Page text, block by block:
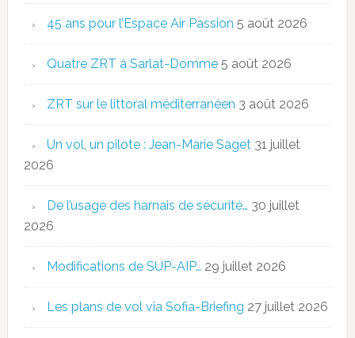
45 ans pour l’Espace Air Passion 5 août 2026
Quatre ZRT à Sarlat-Domme 5 août 2026
ZRT sur le littoral méditerranéen 3 août 2026
Un vol, un pilote : Jean-Marie Saget 31 juillet
2026
De l’usage des harnais de sécurité… 30 juillet
2026
Modifications de SUP-AIP… 29 juillet 2026
Les plans de vol via Sofia-Briefing 27 juillet 2026